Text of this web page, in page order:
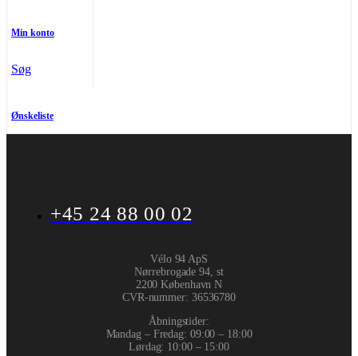
Min konto
Søg
Ønskeliste
+45 24 88 00 02
Vélo 94 ApS
Nørrebrogade 94, st
2200 København N
CVR-nummer: 36536780
Åbningstider:
Mandag – Fredag: 09:00 – 18:00
Lørdag: 10:00 – 15:00